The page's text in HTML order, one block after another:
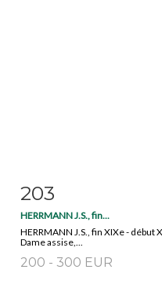
Fiche détaillée
203
HERRMANN J.S., fin...
HERRMANN J.S., fin XIXe - début
Dame assise,...
200 - 300 EUR